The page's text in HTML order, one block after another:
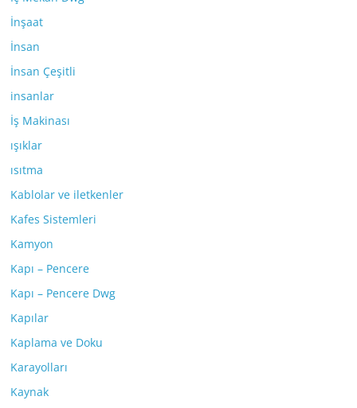
İnşaat
İnsan
İnsan Çeşitli
insanlar
İş Makinası
ışıklar
ısıtma
Kablolar ve iletkenler
Kafes Sistemleri
Kamyon
Kapı – Pencere
Kapı – Pencere Dwg
Kapılar
Kaplama ve Doku
Karayolları
Kaynak